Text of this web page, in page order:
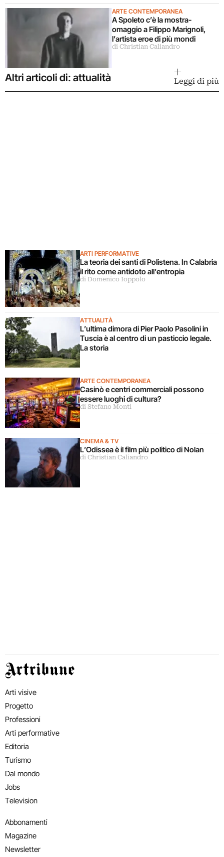
ARTE CONTEMPORANEA
A Spoleto c’è la mostra-
omaggio a Filippo Marignoli,
l’artista eroe di più mondi
di Christian Caliandro
Altri articoli di: attualità Leggi di più
ARTI PERFORMATIVE
La teoria dei santi di Polistena. In Calabria
il rito come antidoto all’entropia
di Domenico Ioppolo
ATTUALITÀ
L’ultima dimora di Pier Paolo Pasolini in
Tuscia è al centro di un pasticcio legale.
La storia
ARTE CONTEMPORANEA
Casinò e centri commerciali possono
essere luoghi di cultura?
di Stefano Monti
CINEMA & TV
L’Odissea è il film più politico di Nolan
di Christian Caliandro
Artribune
Arti visive
Progetto
Professioni
Arti performative
Editoria
Turismo
Dal mondo
Jobs
Television
Abbonamenti
Magazine
Newsletter